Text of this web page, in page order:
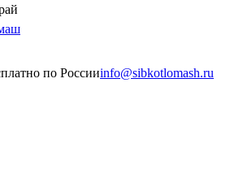
по Россииinfo@sibkotlomash.ru